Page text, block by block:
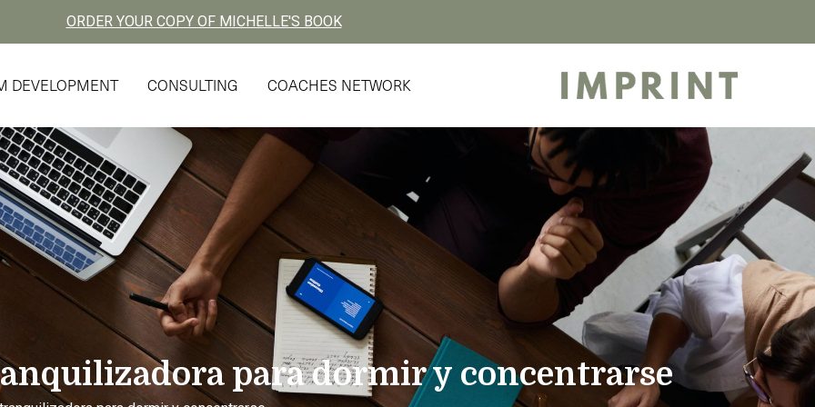
ORDER YOUR COPY OF MICHELLE'S BOOK
DEVELOPMENT CONSULTING COACHES NETWORK
para dormir y concentrarse